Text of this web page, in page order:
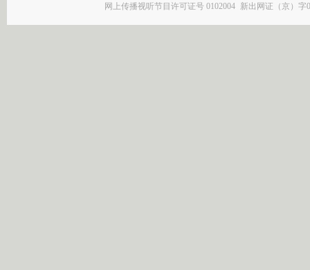
网上传播视听节目许可证号 0102004 新出网证（京）